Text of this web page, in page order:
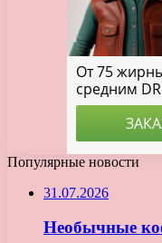
Популярные новости
31.07.2026
Необычные